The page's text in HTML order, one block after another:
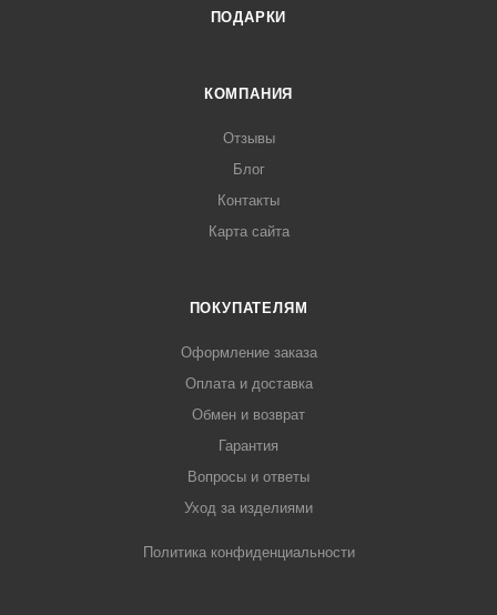
ПОДАРКИ
КОМПАНИЯ
Отзывы
Блог
Контакты
Карта сайта
ПОКУПАТЕЛЯМ
Оформление заказа
Оплата и доставка
Обмен и возврат
Гарантия
Вопросы и ответы
Уход за изделиями
Политика конфиденциальности